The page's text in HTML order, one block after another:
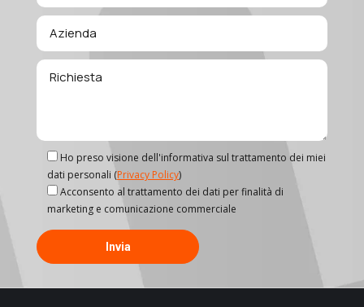
Ho preso visione dell'informativa sul trattamento dei miei
dati personali (Privacy Policy)
Acconsento al trattamento dei dati per finalità di
marketing e comunicazione commerciale